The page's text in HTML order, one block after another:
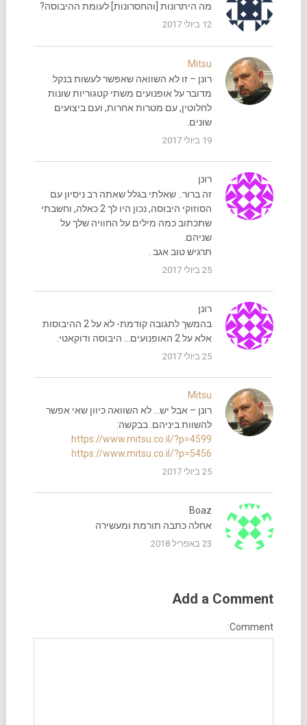
מה היתרונות [והחסרונות] לעומת ההיבוסה?
12 ביולי 2017
Mitsu
רונן – זו לא השוואה שאפשר לעשות בנקל.
מדובר על אופנועים משתי קטגוריות שונות
לחלוטין, עם מטרות אחרות, ועם ביצועים
שונים.
19 ביולי 2017
רונן
זה ברור.. שאלתי בגלל שאתה רב ניסיון עם
הסוזוקי היבוסה, נכון היו לך 2 כאלה, וחשבתי
שתכתוב כמה מילים על החוויה שלך על
שניהם.
תרגיש טוב אגב .
25 ביולי 2017
רונן
בהמשך לתגובה קודמת- לא על 2 ההיבוסות
אלא על 2 האופנועים… היבוסה ודוקאטי.
25 ביולי 2017
Mitsu
רונן – אבל יש… לא השוואה כיוון שאי אפשר
להשוות ביניהם. בבקשה:
https://www.mitsu.co.il/?p=4599
https://www.mitsu.co.il/?p=5456
25 ביולי 2017
Boaz
אחלה כתבה תורמת ומעשירה
23 באפריל 2018
Add a Comment
Comment: